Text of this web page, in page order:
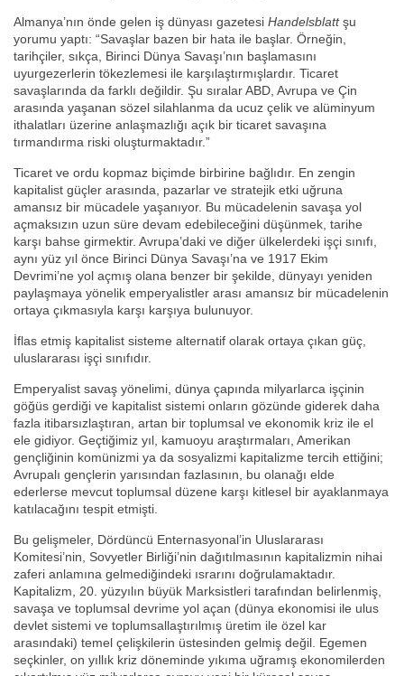
Almanya’nın önde gelen iş dünyası gazetesi Handelsblattşu
yorumu yaptı: “Savaşlar bazen bir hata ile başlar. Örneğin,
tarihçiler, sıkça, Birinci Dünya Savaşı’nın başlamasını
uyurgezerlerin tökezlemesi ile karşılaştırmışlardır. Ticaret
savaşlarında da farklı değildir. Şu sıralar ABD, Avrupa ve Çin
arasında yaşanan sözel silahlanma da ucuz çelik ve alüminyum
ithalatları üzerine anlaşmazlığı açık bir ticaret savaşına
tırmandırma riski oluşturmaktadır.”
Ticaret ve ordu kopmaz biçimde birbirine bağlıdır. En zengin
kapitalist güçler arasında, pazarlar ve stratejik etki uğruna
amansız bir mücadele yaşanıyor. Bu mücadelenin savaşa yol
açmaksızın uzun süre devam edebileceğini düşünmek, tarihe
karşı bahse girmektir. Avrupa’daki ve diğer ülkelerdeki işçi sınıfı,
aynı yüz yıl önce Birinci Dünya Savaşı’na ve 1917 Ekim
Devrimi’ne yol açmış olana benzer bir şekilde, dünyayı yeniden
paylaşmaya yönelik emperyalistler arası amansız bir mücadelenin
ortaya çıkmasıyla karşı karşıya bulunuyor.
İflas etmiş kapitalist sisteme alternatif olarak ortaya çıkan güç,
uluslararası işçi sınıfıdır.
Emperyalist savaş yönelimi, dünya çapında milyarlarca işçinin
göğüs gerdiği ve kapitalist sistemi onların gözünde giderek daha
fazla itibarsızlaştıran, artan bir toplumsal ve ekonomik kriz ile el
ele gidiyor. Geçtiğimiz yıl, kamuoyu araştırmaları, Amerikan
gençliğinin komünizmi ya da sosyalizmi kapitalizme tercih ettiğini;
Avrupalı gençlerin yarısından fazlasının, bu olanağı elde
ederlerse mevcut toplumsal düzene karşı kitlesel bir ayaklanmaya
katılacağını tespit etmişti.
Bu gelişmeler, Dördüncü Enternasyonal’in Uluslararası
Komitesi’nin, Sovyetler Birliği’nin dağıtılmasının kapitalizmin nihai
zaferi anlamına gelmediğindeki ısrarını doğrulamaktadır.
Kapitalizm, 20. yüzyılın büyük Marksistleri tarafından belirlenmiş,
savaşa ve toplumsal devrime yol açan (dünya ekonomisi ile ulus
devlet sistemi ve toplumsallaştırılmış üretim ile özel kar
arasındaki) temel çelişkilerin üstesinden gelmiş değil. Egemen
seçkinler, on yıllık kriz döneminde yıkıma uğramış ekonomilerden